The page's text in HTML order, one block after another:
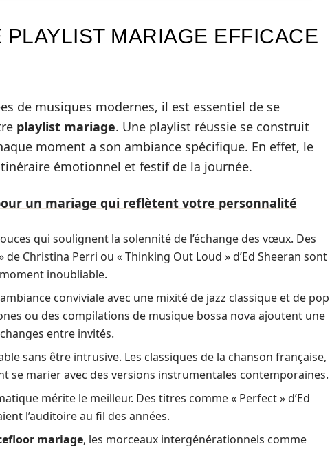
MARIAGE EFFICACE
de musiques modernes, il est essentiel de se
playlist mariage. Une playlist réussie se construit
moment a son ambiance spécifique. En effet, le
émotionnel et festif de la journée.
un mariage qui reflètent votre personnalité
qui soulignent la solennité de l’échange des vœux. Des
de Christina Perri ou « Thinking Out Loud » d’Ed Sheeran sont
inoubliable.
conviviale avec une mixité de jazz classique et de pop
ou des compilations de musique bossa nova ajoutent une
entre invités.
sans être intrusive. Les classiques de la chanson française,
se marier avec des versions instrumentales contemporaines.
mérite le meilleur. Des titres comme « Perfect » d’Ed
l’auditoire au fil des années.
mariage, les morceaux intergénérationnels comme